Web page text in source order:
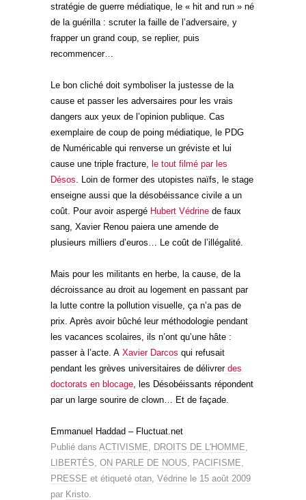
stratégie de guerre médiatique, le « hit and run » né
de la guérilla : scruter la faille de l’adversaire, y
frapper un grand coup, se replier, puis
recommencer…
Le bon cliché doit symboliser la justesse de la
cause et passer les adversaires pour les vrais
dangers aux yeux de l’opinion publique. Cas
exemplaire de coup de poing médiatique, le PDG
de Numéricable qui renverse un gréviste et lui
cause une triple fracture,
le tout filmé par les
Désos . Loin de former des utopistes naïfs, le stage
enseigne aussi que la désobéissance civile a un
coût. Pour avoir aspergé Hubert Védrine de faux
sang, Xavier Renou paiera une amende de
plusieurs milliers d’euros… Le coût de l’illégalité.
Mais pour les militants en herbe, la cause, de la
décroissance au droit au logement en passant par
la lutte contre la pollution visuelle, ça n’a pas de
prix. Après avoir bûché leur méthodologie pendant
les vacances scolaires, ils n’ont qu’une hâte :
passer à l’acte. A Xavier Darcos qui refusait
pendant les grèves universitaires de délivrerdes
doctorats en blocage , les Désobéissants répondent
par un large sourire de clown… Et de façade.
Emmanuel Haddad – Fluctuat.net
Publié dans ACTIVISME DROITS DE L'HOMME
LIBERTÉS ON PARLE DE NOUS PACIFISME
PRESSE et étiqueté otan Védrine le 15 août 2009
par Kristo